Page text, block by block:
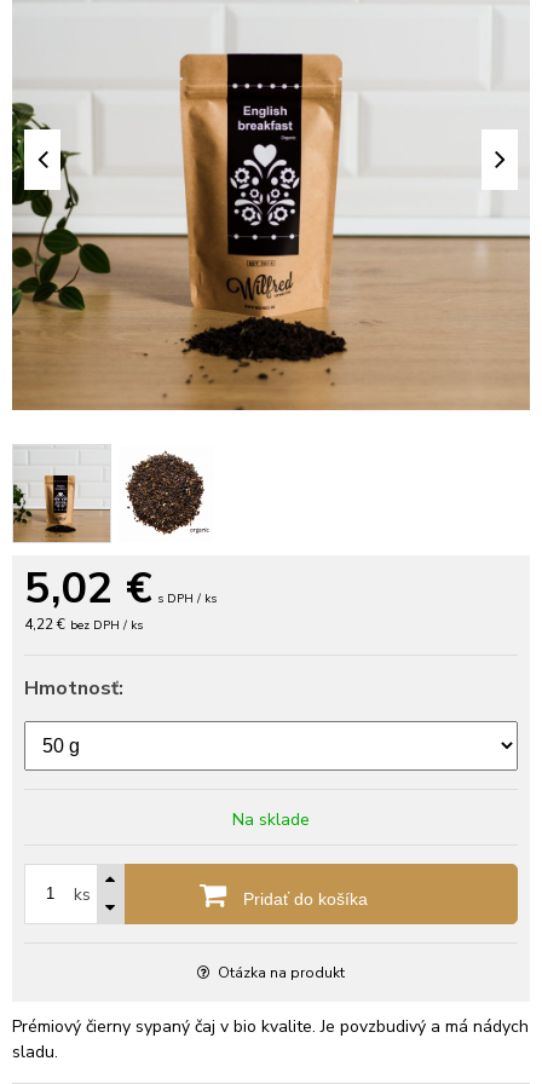
5,02 € s DPH / ks
4,22 € bez DPH / ks
Hmotnosť:
Na sklade
ks Pridať do košíka
Otázka na produkt
Prémiový čierny sypaný čaj v bio kvalite. Je povzbudivý a má nádych
sladu.